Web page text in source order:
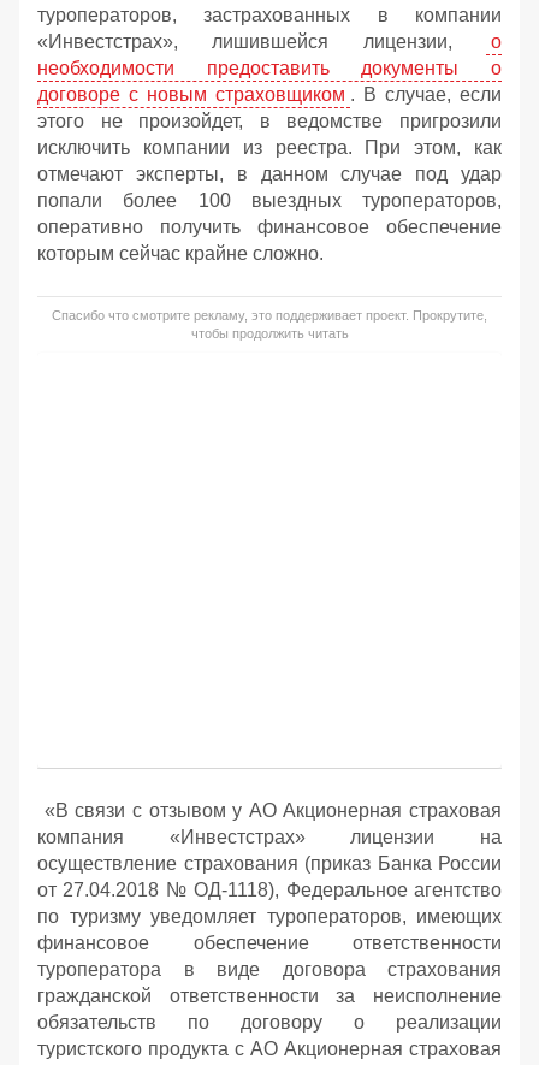
туроператоров, застрахованных в компании
«Инвестстрах», лишившейся лицензии,
о
необходимости предоставить документы о
договоре с новым страховщиком . В случае, если
этого не произойдет, в ведомстве пригрозили
исключить компании из реестра. При этом, как
отмечают эксперты, в данном случае под удар
попали более 100 выездных туроператоров,
оперативно получить финансовое обеспечение
которым сейчас крайне сложно.
Спасибо что смотрите рекламу, это поддерживает проект. Прокрутите,
чтобы продолжить читать
«В связи с отзывом у АО Акционерная страховая
компания «Инвестстрах» лицензии на
осуществление страхования (приказ Банка России
от 27.04.2018 № ОД-1118), Федеральное агентство
по туризму уведомляет туроператоров, имеющих
финансовое обеспечение ответственности
туроператора в виде договора страхования
гражданской ответственности за неисполнение
обязательств по договору о реализации
туристского продукта с АО Акционерная страховая